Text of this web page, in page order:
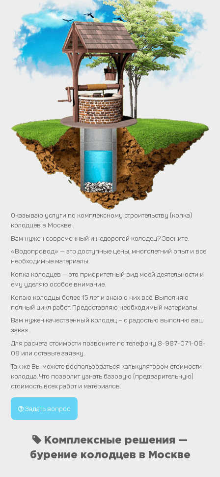
Оказываю услуги по комплексному строительству (копка)
колодцев в Москве .
Вам нужен современный и недорогой колодец? Звоните.
«Водопровод» — это доступные цены, многолетний опыт и все
необходимые материалы.
Копка колодцев — это приоритетный вид моей деятельности и
ему уделяю особое внимание.
Копаю колодцы более 15 лет и знаю о них всё. Выполняю
полный цикл работ. Предоставляю необходимый материалы.
Вам нужен качественный колодец – с радостью выполню ваш
заказ .
Для расчета стоимости позвоните по телефону 8-987-071-08-
08 или оставьте заявку.
Так же Вы можете воспользоваться калькулятором стоимости
колодца. Что позволит узнать базовую (предварительную)
стоимость всех работ и материалов.
Задать вопрос
Комплексные решения —
бурение колодцев в Москве